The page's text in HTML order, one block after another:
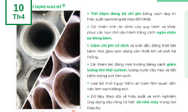
10
Th4